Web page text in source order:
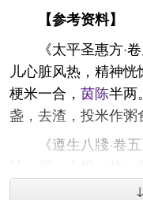
【参考资料】
《太平圣惠方·
儿心脏风热，精神
梗米一合， 茵陈半两
盏，去渣，投米作粥
《遵生八牋·卷
花点之，进一、二杯